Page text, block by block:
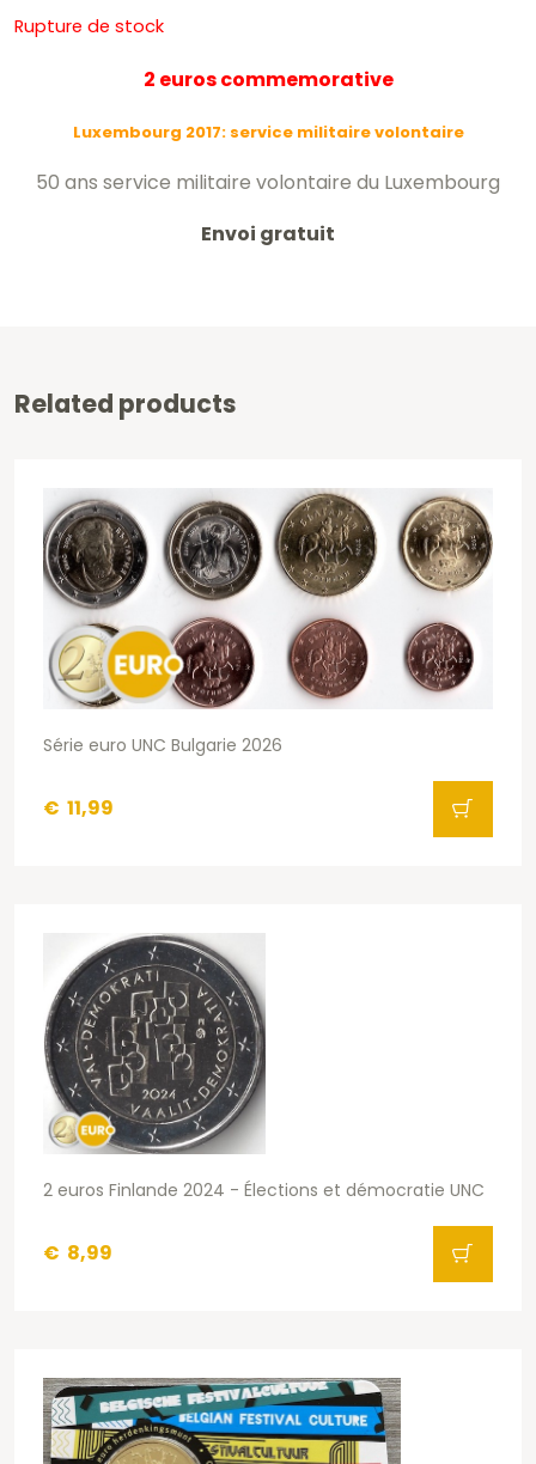
Rupture de stock
2 euros commemorative
Luxembourg 2017: service militaire volontaire
50 ans service militaire volontaire du Luxembourg
Envoi gratuit
Related products
Série euro UNC Bulgarie 2026
€ 11,99
2 euros Finlande 2024 - Élections et démocratie UNC
€ 8,99